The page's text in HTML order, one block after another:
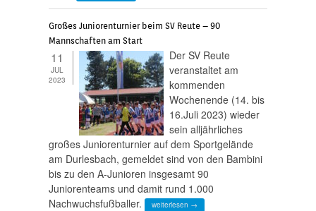
Großes Juniorenturnier beim SV Reute – 90
Mannschaften am Start
11
JUL
2023
Der SV Reute
veranstaltet am
kommenden
Wochenende (14. bis
16.Juli 2023) wieder
sein alljährliches
großes Juniorenturnier auf dem Sportgelände
am Durlesbach, gemeldet sind von den Bambini
bis zu den A-Junioren insgesamt 90
Juniorenteams und damit rund 1.000
Nachwuchsfußballer.
weiterlesen →